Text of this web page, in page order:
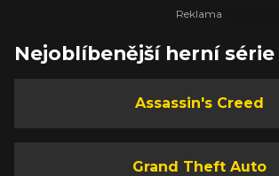
Nejoblíbenější herní série
Assassin's Creed
Grand Theft Auto